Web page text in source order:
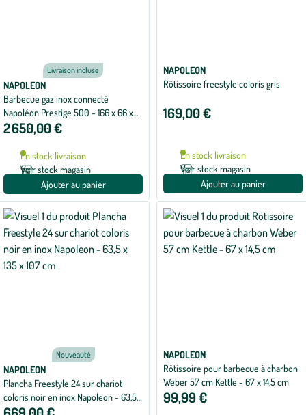
Livraison incluse
NAPOLEON
Barbecue gaz inox connecté
Napoléon Prestige 500 - 166 x 66 x
129,5 cm
2 650,00 €
En stock livraison
Voir stock magasin
Ajouter au panier
NAPOLEON
Rôtissoire freestyle coloris gris
169,00 €
En stock livraison
Voir stock magasin
Ajouter au panier
Nouveauté
NAPOLEON
Plancha Freestyle 24 sur chariot
coloris noir en inox Napoleon - 63,5 x
135 x 107 cm
NAPOLEON
Rôtissoire pour barbecue à charbon
Weber 57 cm Kettle - 67 x 14,5 cm
99,99 €